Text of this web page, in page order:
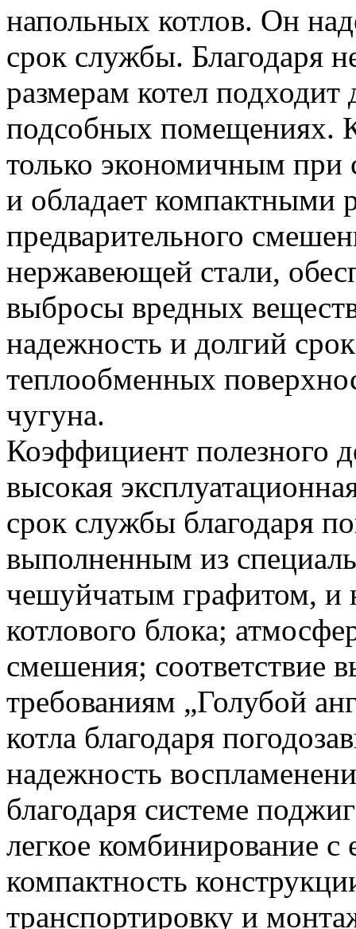
напольных котлов. Он
срок службы. Благодаря
размерам котел
подсобных помещениях.
только экономичным при
и обладает компактными
предварительного
нержавеющей стали,
выбросы вредных
надежность и долгий
теплообменных
чугуна.
Коэффициент полезного
высокая
срок службы благодаря
выполненным из
чешуйчатым графитом, и
котлового блока;
смешения; соответствие
требованиям „Голубой
котла благодаря
надежность
благодаря системе
легкое комбинирование
компактность
транспортировку и